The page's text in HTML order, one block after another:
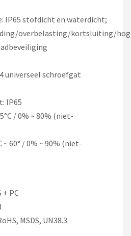
IP65 stofdicht en waterdicht;
overbelasting/kortsluiting/
universeel schroefgat
IP65
/ 0% ~ 80% (niet-
60° / 0% ~ 90% (niet-
+ PC
MSDS, UN38.3